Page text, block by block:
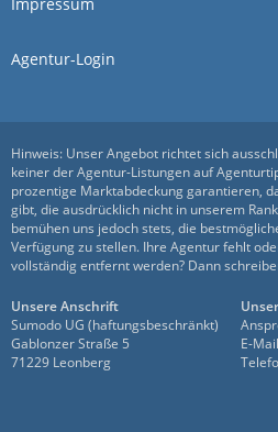
Weiter so!
Sehr empfehlenswert
fühlt sich gut betreut!
von Kay La · 2. August 2025
Sehr empfehlenswert
gut betreut!
Agentur-Login
Hinweis: Unser Angebot richtet sich
keiner der Agentur-Listungen auf
prozentige Marktabdeckung garantieren,
gibt, die ausdrücklich nicht in unserem
bemühen uns jedoch stets, die
Verfügung zu stellen. Ihre Agentur fehlt
vollständig entfernt werden? Dann
Unsere Anschrift
Sumodo UG (haftungsbeschränkt)
Gablonzer Straße 5
71229 Leonberg
E-